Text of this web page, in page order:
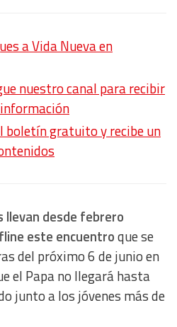
a Vida Nueva en
nuestro canal para recibir
boletín gratuito y recibe un
llevan desde febrero
este encuentroque se
del próximo 6 de junio en
el Papa no llegará hasta
junto a los jóvenes más de